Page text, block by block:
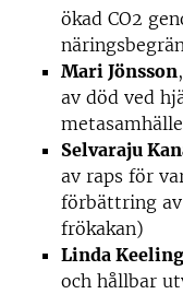
ökad CO2
Mari Jönsson
av död ved
Selvaraju
av raps för
förbättring
Linda Keeling
och hållbar